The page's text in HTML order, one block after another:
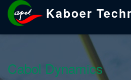
Kaboer
Cabol Dynamics